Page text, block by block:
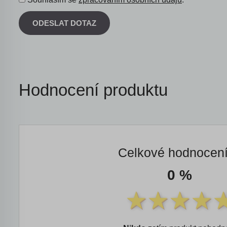
ODESLAT DOTAZ
Hodnocení produktu
Celkové
0 %